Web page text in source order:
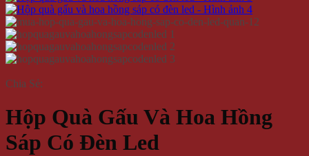
Chia Sẻ:
Hộp Quà Gấu Và Hoa Hồng
Sáp Có Đèn Led